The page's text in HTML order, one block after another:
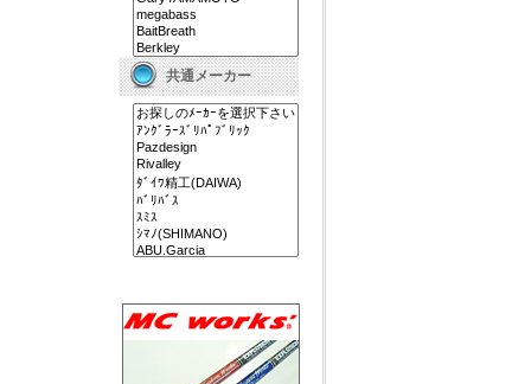
共通メーカー